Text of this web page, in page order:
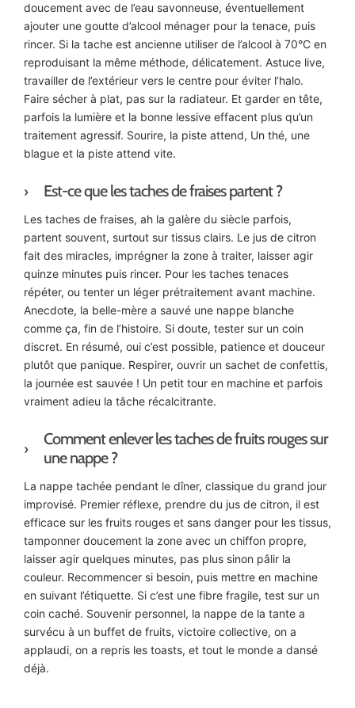
doucement avec de l’eau savonneuse, éventuellement
ajouter une goutte d’alcool ménager pour la tenace, puis
rincer. Si la tache est ancienne utiliser de l’alcool à 70°C en
reproduisant la même méthode, délicatement. Astuce live,
travailler de l’extérieur vers le centre pour éviter l’halo.
Faire sécher à plat, pas sur la radiateur. Et garder en tête,
parfois la lumière et la bonne lessive effacent plus qu’un
traitement agressif. Sourire, la piste attend, Un thé, une
blague et la piste attend vite.
Est-ce que les taches de fraises partent ?
Les taches de fraises, ah la galère du siècle parfois,
partent souvent, surtout sur tissus clairs. Le jus de citron
fait des miracles, imprégner la zone à traiter, laisser agir
quinze minutes puis rincer. Pour les taches tenaces
répéter, ou tenter un léger prétraitement avant machine.
Anecdote, la belle-mère a sauvé une nappe blanche
comme ça, fin de l’histoire. Si doute, tester sur un coin
discret. En résumé, oui c’est possible, patience et douceur
plutôt que panique. Respirer, ouvrir un sachet de confettis,
la journée est sauvée ! Un petit tour en machine et parfois
vraiment adieu la tâche récalcitrante.
Comment enlever les taches de fruits rouges sur
une nappe ?
La nappe tachée pendant le dîner, classique du grand jour
improvisé. Premier réflexe, prendre du jus de citron, il est
efficace sur les fruits rouges et sans danger pour les tissus,
tamponner doucement la zone avec un chiffon propre,
laisser agir quelques minutes, pas plus sinon pâlir la
couleur. Recommencer si besoin, puis mettre en machine
en suivant l’étiquette. Si c’est une fibre fragile, test sur un
coin caché. Souvenir personnel, la nappe de la tante a
survécu à un buffet de fruits, victoire collective, on a
applaudi, on a repris les toasts, et tout le monde a dansé
déjà.